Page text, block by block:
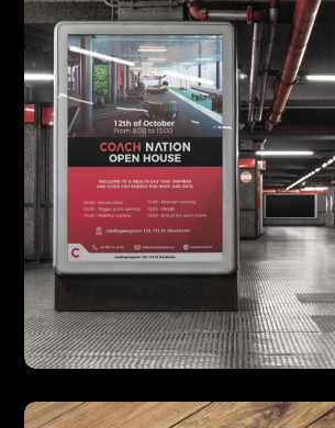
Coach Nation